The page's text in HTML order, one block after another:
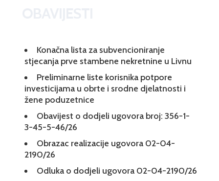
Konačna lista za subvencioniranje
stjecanja prve stambene nekretnine u Livnu
Preliminarne liste korisnika potpore
investicijama u obrte i srodne djelatnosti i
žene poduzetnice
Obavijest o dodjeli ugovora broj: 356-1-
3-45-5-46/26
Obrazac realizacije ugovora 02-04-
2190/26
Odluka o dodjeli ugovora 02-04-2190/26